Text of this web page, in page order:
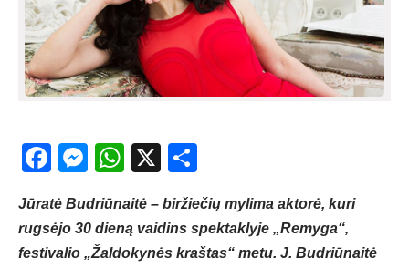
Facebook
Messenger
WhatsApp
X
Jūratė Budriūnaitė – biržiečių mylima aktorė, kuri
rugsėjo 30 dieną vaidins spektaklyje „Remyga“,
festivalio „Žaldokynės kraštas“ metu. J. Budriūnaitė